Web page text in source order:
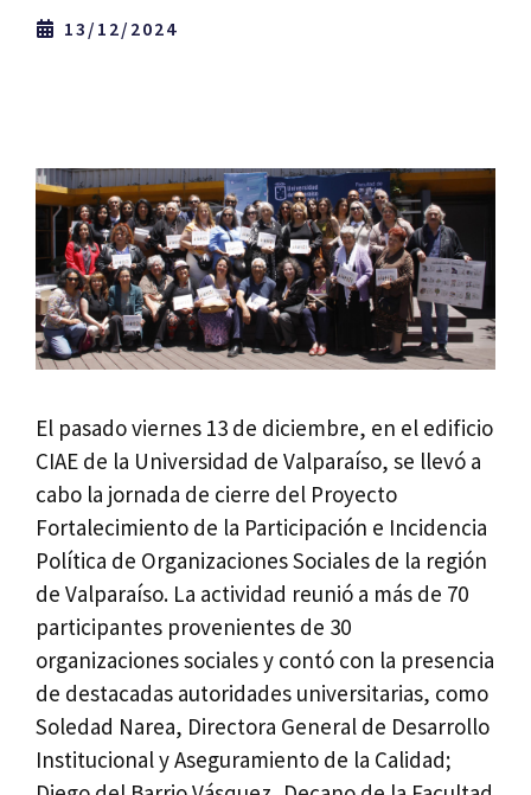
13/12/2024
El pasado viernes 13 de diciembre, en el edificio
CIAE de la Universidad de Valparaíso, se llevó a
cabo la jornada de cierre del Proyecto
Fortalecimiento de la Participación e Incidencia
Política de Organizaciones Sociales de la región
de Valparaíso. La actividad reunió a más de 70
participantes provenientes de 30
organizaciones sociales y contó con la presencia
de destacadas autoridades universitarias, como
Soledad Narea, Directora General de Desarrollo
Institucional y Aseguramiento de la Calidad;